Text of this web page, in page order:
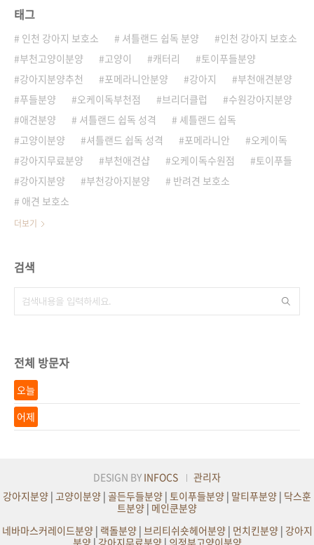
태그
인천 강아지 보호소 셔틀랜드 쉽독 분양
인천 강아지 보호소
부천고양이분양
고양이 캐터리
토이푸들분양
강아지분양추천
포메라니안분양 강아지
부천애견분양
푸들분양
오케이독부천점 브리더클럽
수원강아지분양
애견분양
셔틀랜드 쉽독 성격
셰틀랜드 쉽독
고양이분양
셔틀랜드 쉽독 성격 포메라니안
오케이독
강아지무료분양
부천애견샵 오케이독수원점
토이푸들
강아지분양
부천강아지분양
반려견 보호소
애견 보호소
더보기
검색
전체 방문자
오늘
어제
DESIGN BY INFOCS
관리자
강아지분양 | 고양이분양 | 골든두들분양 | 토이푸들분양 | 말티푸분양 | 닥스훈
트분양 | 메인쿤분양
네바마스커레이드분양| 랙돌분양| 브리티쉬숏헤어분양| 먼치킨분양| 강아지